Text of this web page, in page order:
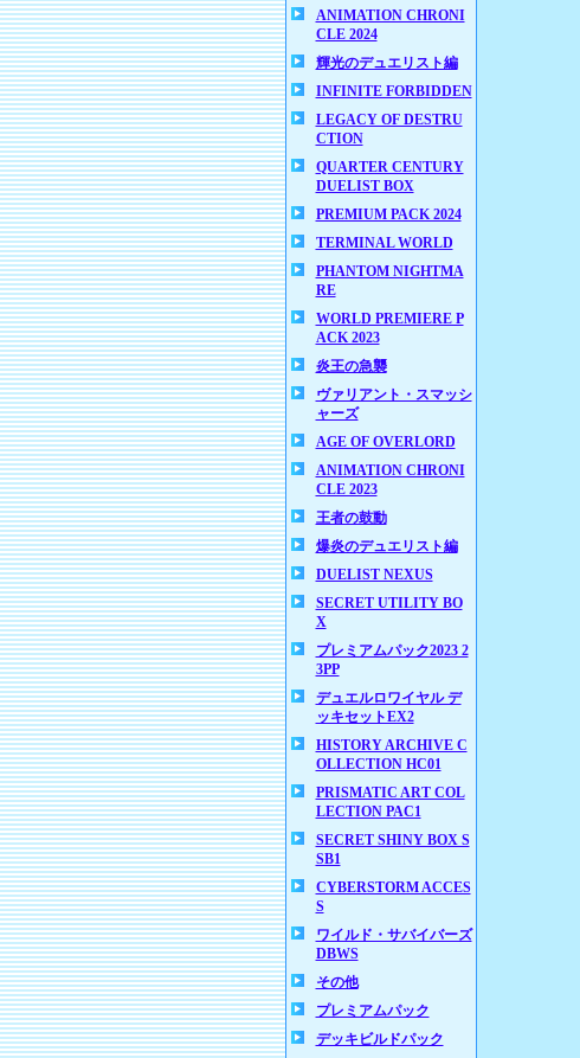
ANIMATION CHRONI
CLE 2024
輝光のデュエリスト編
INFINITE FORBIDDEN
LEGACY OF DESTRU
CTION
QUARTER CENTURY
DUELIST BOX
PREMIUM PACK 2024
TERMINAL WORLD
PHANTOM NIGHTMA
RE
WORLD PREMIERE P
ACK 2023
炎王の急襲
ヴァリアント・スマッシ
ャーズ
AGE OF OVERLORD
ANIMATION CHRONI
CLE 2023
王者の鼓動
爆炎のデュエリスト編
DUELIST NEXUS
SECRET UTILITY BO
X
プレミアムパック2023 2
3PP
デュエルロワイヤル デ
ッキセットEX2
HISTORY ARCHIVE C
OLLECTION HC01
PRISMATIC ART COL
LECTION PAC1
SECRET SHINY BOX S
SB1
CYBERSTORM ACCES
S
ワイルド・サバイバーズ
DBWS
その他
プレミアムパック
デッキビルドパック